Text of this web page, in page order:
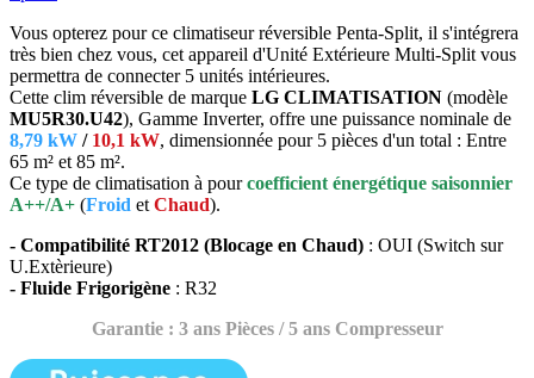
Vous opterez pour ce climatiseur réversible Penta-Split, il s'intégrera
très bien chez vous, cet appareil d'Unité Extérieure Multi-Split vous
permettra de connecter 5 unités intérieures.
Cette clim réversible de marque LG CLIMATISATION (modèle
MU5R30.U42), Gamme Inverter, offre une puissance nominale de
8,79 kW / 10,1 kW, dimensionnée pour 5 pièces d'un total : Entre
65 m² et 85 m².
Ce type de climatisation à pourcoefficient énergétique saisonnier
A++/A+ (Froid et Chaud).
- Compatibilité RT2012 (Blocage en Chaud) : OUI (Switch sur
U.Extèrieure)
- Fluide Frigorigène : R32
Garantie : 3 ans Pièces / 5 ans Compresseur